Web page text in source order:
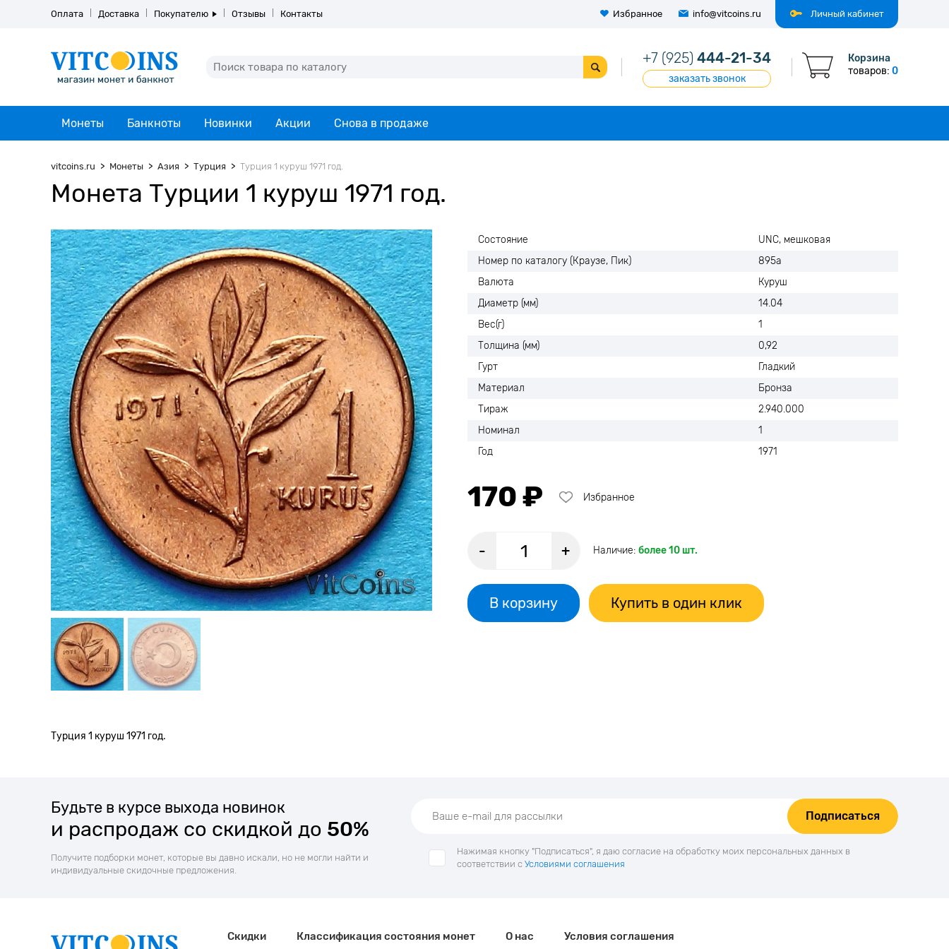
Личный кабинет
Оплата Доставка Покупателю Отзывы Контакты Избранное info@vitcoins.ru
+7 (925) 444-21-34
заказать звонок
Корзина
товаров: 0
Монеты Банкноты Новинки Акции Снова в продаже
vitcoins.ru Монеты Азия Турция Турция 1 куруш 1971 год.
Монета Турции 1 куруш 1971 год.
Состояние
UNC, мешковая
Номер по каталогу (Краузе, Пик)
895а
Валюта
Куруш
Диаметр (мм)
14.04
Вес(г)
1
Толщина (мм)
0,92
Гурт
Гладкий
Материал
Бронза
Тираж
2.940.000
Номинал
1
Год
1971
170 ₽ Избранное
- + Наличие: более 10 шт.
В корзину Купить в один клик
Турция 1 куруш 1971 год.
Будьте в курсе выхода новинок
и распродаж со скидкой до 50%
Получите подборки монет, которые вы давно искали, но не могли найти и
индивидуальные скидочные предложения.
Подписаться
Нажимая кнопку "Подписаться", я даю согласие на обработку моих персональных данных в
соответствии с Условиями соглашения
Скидки Классификация состояния монет О нас Условия соглашения